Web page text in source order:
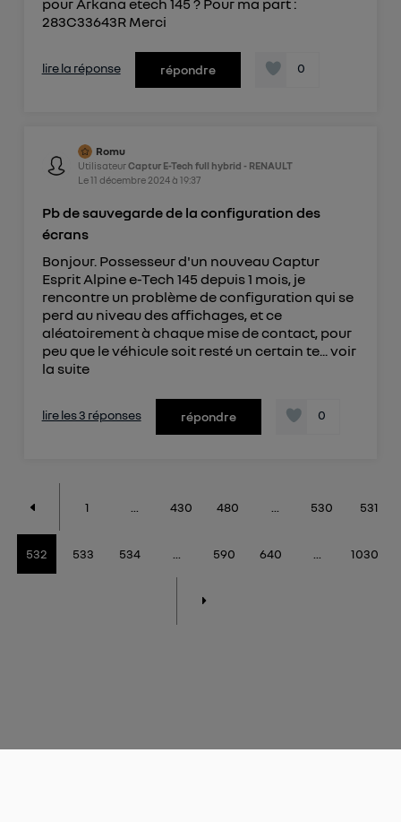
pour Arkana etech 145 ? Pour ma part :
283C33643R Merci
lire la réponse répondre 0
Romu
UtilisateurCaptur E-Tech full hybrid - RENAULT
Le11 décembre 2024à 19:37
Pb de sauvegarde de la configuration des
écrans
Bonjour. Possesseur d'un nouveau Captur
Esprit Alpine e-Tech 145 depuis 1 mois, je
rencontre un problème de configuration qui se
perd au niveau des affichages, et ce
aléatoirement à chaque mise de contact, pour
peu que le véhicule soit resté un certain te...voir
la suite
lire les 3 réponses répondre 0
1 430 480 530 531
532 533 534 590 640 1030